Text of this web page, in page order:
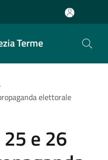
Terme
elettorale
e 26